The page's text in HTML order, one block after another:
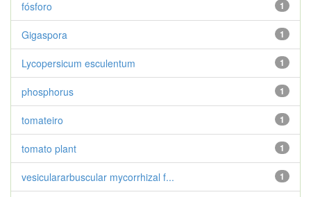
1
fósforo
1
Gigaspora
1
Lycopersicum esculentum
1
phosphorus
1
tomateiro
1
tomato plant
1
vesiculararbuscular mycorrhizal f...